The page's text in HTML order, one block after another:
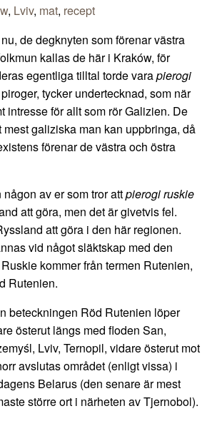
, Lviv, mat, recept
de degknyten som förenar västra
kallas de här i Kraków, för
egentliga tilltal torde varapierogi
tycker undertecknad, som när
intresse för allt som rör Galizien. De
galiziska man kan uppbringa, då
förenar de västra och östra
av er som tror attpierogi ruskie
att göra, men det är givetvis fel.
att göra i den här regionen.
vid något släktskap med den
kommer från termen Rutenien,
Rutenien.
beteckningen Röd Rutenien löper
österut längs med floden San,
Lviv, Ternopil, vidare österut mot
avslutas området (enligt vissa) i
Belarus (den senare är mest
större ort i närheten av Tjernobol).